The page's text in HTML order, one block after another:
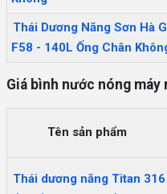
Thái Dương Năng Sơn Hà
F58 - 140L Ống Chân
Giá bình nước nóng
Tên sản phẩm
Thái dương năng Titan 316